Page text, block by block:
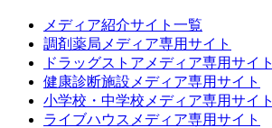
メディア紹介サイト一覧
調剤薬局メディア専用サイト
ドラッグストアメディア専用サイト
健康診断施設メディア専用サイト
小学校・中学校メディア専用サイト
ライブハウスメディア専用サイト